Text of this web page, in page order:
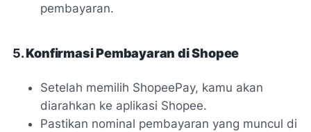
pembayaran.
5.Konfirmasi Pembayaran di Shopee
Setelah memilih ShopeePay, kamu akan
diarahkan ke aplikasi Shopee.
Pastikan nominal pembayaran yang muncul di